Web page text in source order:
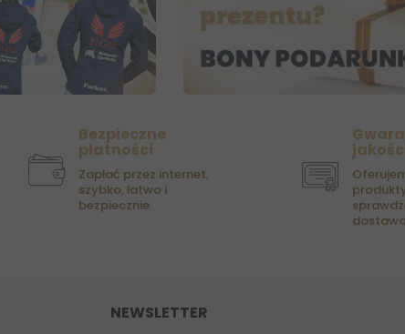
Bezpieczne
płatności
Zapłać przez internet,
szybko, łatwo i
bezpiecznie
NEWSLETTER